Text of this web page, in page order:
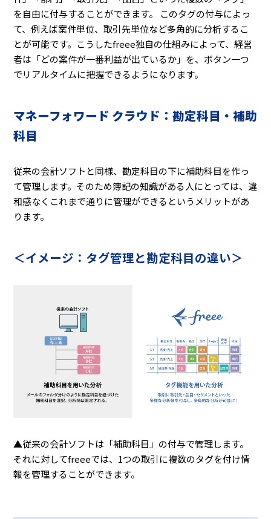
を自由に付与することができます。 このタグの付与によっ
て、例えば案件単位、取引先単位など多角的に分析するこ
とが可能です。こうしたfreee独自の仕組みによって、経営
者は「どの案件が一番利益が出ているか」を、ボタン一つ
でリアルタイムに把握できるようになります。
マネーフォワード クラウド：勘定科目・補助
科目
従来の会計ソフトと同様、勘定科目の下に補助科目を作っ
て管理します。そのため簿記の知識がある人にとっては、違
和感なくこれまで通りに管理ができるというメリットがあ
ります。
＜イメージ：タグ管理と勘定科目の違い＞
▲従来の会計ソフトは「補助科目」の付与で管理します。
それに対してfreeeでは、1つの取引に複数のタグを付け情
報を管理することができます。